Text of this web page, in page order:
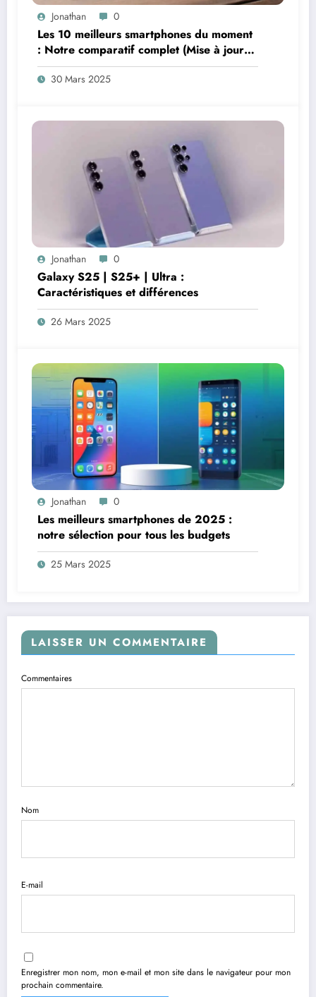
Jonathan 0
Les 10 meilleurs smartphones du moment
: Notre comparatif complet (Mise à jour
mars 2025)
30 Mars 2025
Jonathan 0
Galaxy S25 | S25+ | Ultra :
Caractéristiques et différences
26 Mars 2025
Jonathan 0
Les meilleurs smartphones de 2025 :
notre sélection pour tous les budgets
25 Mars 2025
LAISSER UN COMMENTAIRE
Commentaires
Nom
E-mail
Enregistrer mon nom, mon e-mail et mon site dans le navigateur pour mon
prochain commentaire.